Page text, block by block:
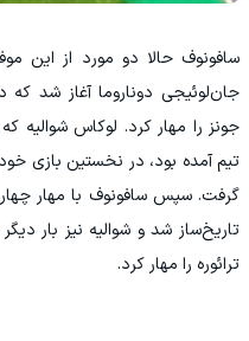
سافونوف حالا دو مورد از این
جان‌لوئیجی دوناروما آغاز شد که
جونز را مهار کرد. لوکاس شوالیه
تیم آمده بود، در نخستین بازی
گرفت. سپس سافونوف با مهار چهار
تاریخ‌ساز شد و شوالیه نیز بار
ترائوره را مهار کرد.